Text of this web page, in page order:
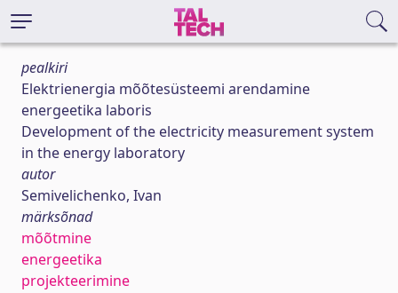
pealkiri
Elektrienergia mõõtesüsteemi arendamine
energeetika laboris
Development of the electricity measurement system
in the energy laboratory
autor
Semivelichenko, Ivan
märksõnad
mõõtmine
energeetika
projekteerimine